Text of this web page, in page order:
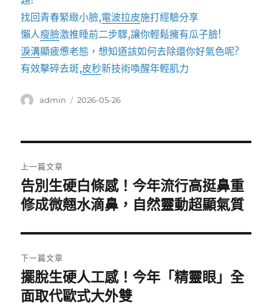
找回青春緊緻小臉,電波拉皮施打經驗分享
懶人瘦臉激推睡前二步驟,讓你輕鬆擁有瓜子臉!
淚溝顯疲憊老態，想知道該如何去除還你好氣色呢?
有效擊碎去斑,皮秒新技術喚醒年輕肌力
作
admin
發
2026-05-26
章
導
覽
上一篇文章
上
一
文
章:
告別生硬白條感！今年流行高挺鼻重
修成微翹水滴鼻，自然靈動超顯氣質
下一篇文章
下
一
擺脫生硬人工感！今年「精靈眼」全
面取代歐式大外雙